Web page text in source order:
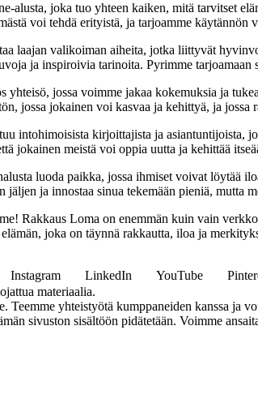
alusta, joka tuo yhteen kaiken, mitä tarvitset
voi tehdä erityistä, ja tarjoamme
laajan valikoiman aiheita, jotka liittyvät
ja inspiroivia tarinoita. Pyrimme
yhteisö, jossa voimme jakaa kokemuksia ja
jossa jokainen voi kasvaa ja kehittyä, ja jossa
intohimoisista kirjoittajista ja asiantuntijoista,
jokainen meistä voi oppia uutta ja kehittää
luoda paikka, jossa ihmiset voivat löytää
jäljen ja innostaa sinua tekemään pieniä, mutta
Rakkaus Loma on enemmän kuin vain
joka on täynnä rakkautta, iloa ja
Instagram LinkedIn YouTube
materiaalia.
Teemme yhteistyötä kumppaneiden kanssa ja
sivuston sisältöön pidätetään. Voimme